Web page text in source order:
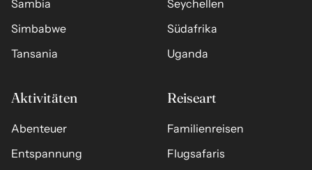
Sambia
Seychellen
Simbabwe
Südafrika
Tansania
Uganda
Aktivitäten
Abenteuer
Entspannung
Reiseart
Familienreisen
Flugsafaris